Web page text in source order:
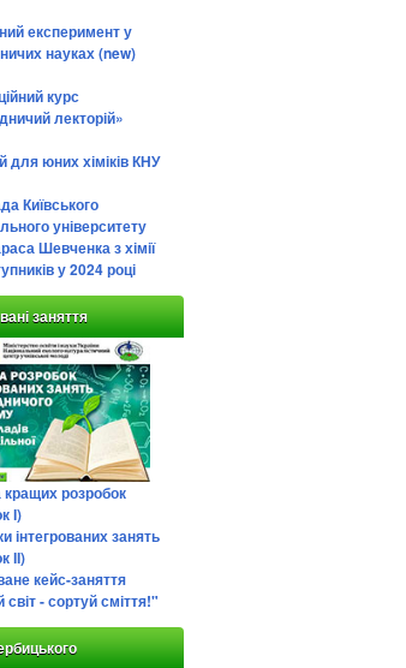
експеримент у
науках (new)
курс
лекторій»
для юних хіміків КНУ
Київського
університету
Шевченка з хімії
у 2024 році
заняття
кращих розробок
І)
інтегрованих занять
ІІ)
кейс-заняття
- сортуй сміття!"